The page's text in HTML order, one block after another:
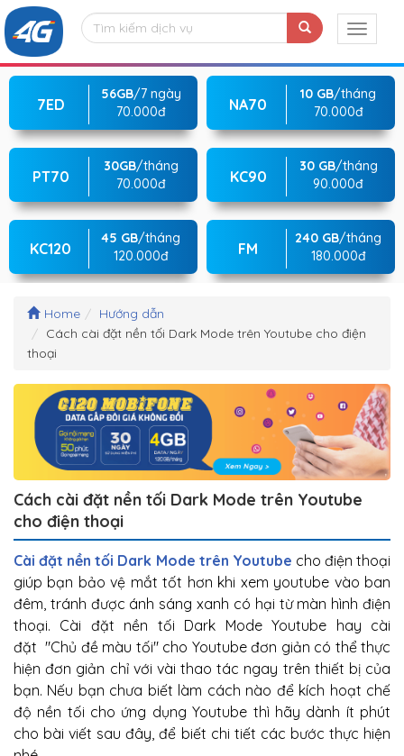
7ED
56GB/7 ngày
70.000đ
NA70
10 GB/tháng
70.000đ
PT70
30GB/tháng
70.000đ
KC90
30 GB/tháng
90.000đ
KC120
45 GB/tháng
120.000đ
FM
240 GB/tháng
180.000đ
Home
Hướng dẫn
Cách cài đặt nền tối Dark Mode trên Youtube cho điện
thoại
Cách cài đặt nền tối Dark Mode trên Youtube
cho điện thoại
Cài đặt nền tối Dark Mode trên Youtube cho điện thoại
giúp bạn bảo vệ mắt tốt hơn khi xem youtube vào ban
đêm, tránh được ánh sáng xanh có hại từ màn hình điện
thoại. Cài đặt nền tối Dark Mode Youtube hay cài
đặt "Chủ đề màu tối" cho Youtube đơn giản có thể thực
hiện đơn giản chỉ với vài thao tác ngay trên thiết bị của
bạn. Nếu bạn chưa biết làm cách nào để kích hoạt chế
độ nền tối cho ứng dụng Youtube thì hãy dành ít phút
cho bài viết sau đây, để biết chi tiết các bước thực hiện